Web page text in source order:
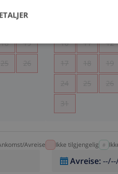
18 19
25 26
10 11 12
17 18 19
24 25 26
31
Avreise Ikke tilgjengelig
Avreise: